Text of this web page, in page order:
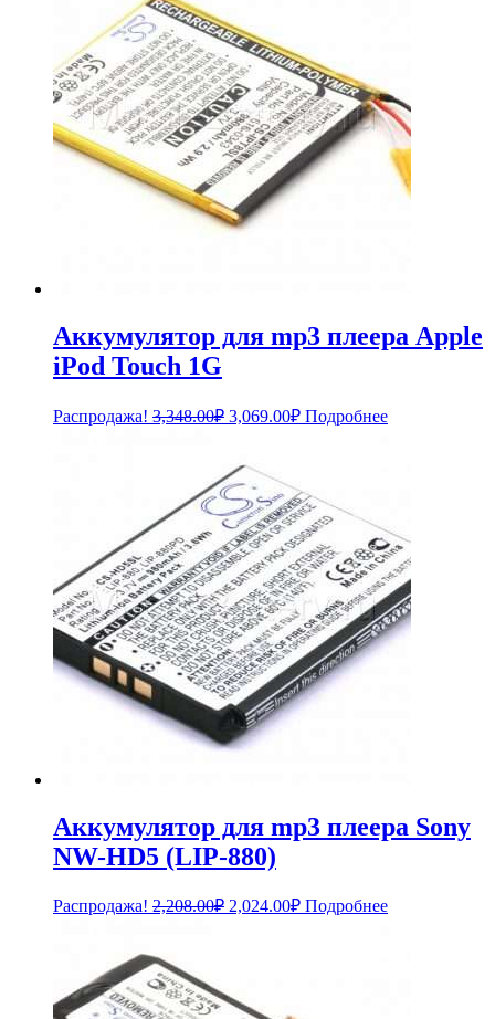
Аккумулятор для mp3 плеера Apple
iPod Touch 1G
Распродажа! 3,348.00₽ Первоначальная
3,348.00₽.
3,069.00₽Текущая
цена:
Подробнее
Аккумулятор для mp3 плеера Sony
NW-HD5 (LIP-880)
Распродажа! 2,208.00₽ Первоначальная
2,024.00₽Текущая
Подробнее